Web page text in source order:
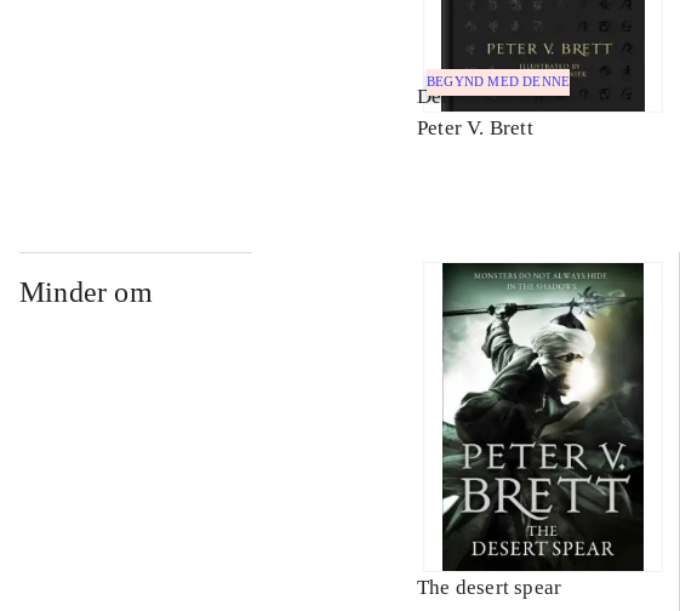
BEGYND MED DENNE
Del 1 -The painted man
Peter V. Brett
Minder om
The desert spear